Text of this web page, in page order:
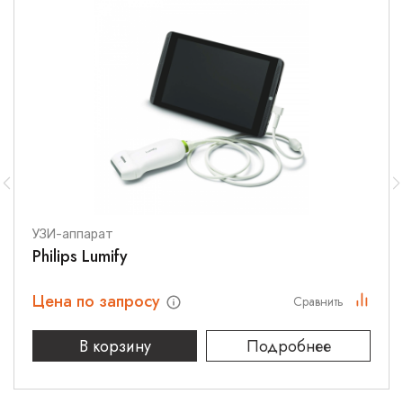
информации, которая зачастую недостаточно хорошо
увязана и поэтому может иметь ограниченное применение.
Atlan оказывает клиницистам большую помощь в быстром
принятии обоснованных решений. Эконометр это
инструмент для наблюдения за балансом и расходом газов,
являясь гарантом для оптимизации настройки потоков
свежего газа при наркозе с минимальным потоком.
Отслеживается использование пациентом кислорода и
анестетика. Кроме того, мониторинг пациентов с помощью
IACS от Dräger позволяет пользователю анализировать
дополнительную безопасность при принятии сложных
клинических решений. Некоторые из вышеупомянутых
функций являются необязательными и могут потребовать
Профилактика инфекций
Atlan был разработан для простой, но эффективной очистки.
УЗИ-аппарат
Philips Lumify
Цена по запросу
В корзину
Подробнее
Сравнить